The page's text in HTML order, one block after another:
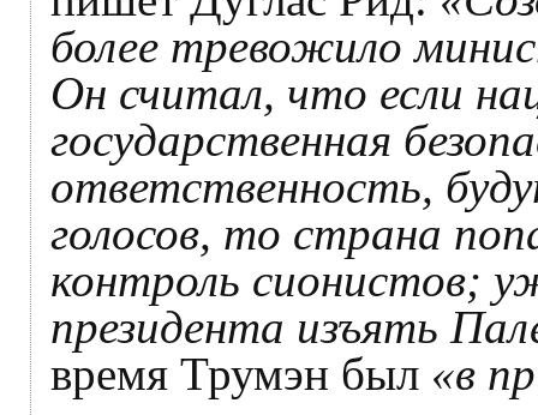
более тревожило
Он считал, что если
государственная
ответственность,
голосов, то страна
контроль сионистов;
президента изъять
время Трумэн был «в